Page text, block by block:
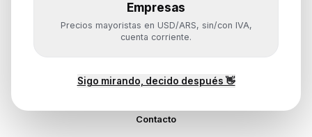
Empresas
Precios mayoristas en USD/ARS, sin/con IVA,
cuenta corriente.
Sigo mirando, decido después 👋
Ayuda
Mis pedidos
¿Cómo querés comprar?
Contacto